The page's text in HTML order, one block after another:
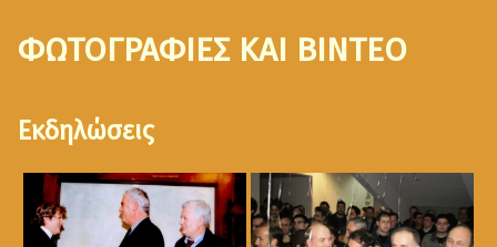
ΦΩΤΟΓΡΑΦΙΕΣ ΚΑΙ ΒΙΝΤΕΟ
Εκδηλώσεις